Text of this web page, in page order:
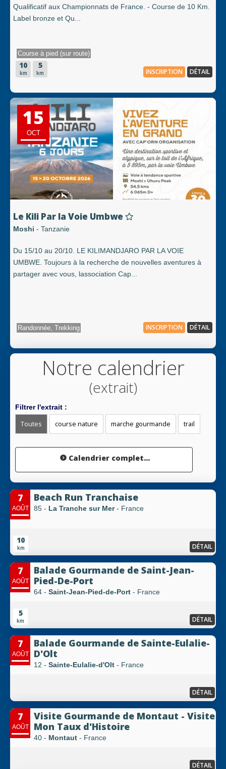
Qualificatif aux Championnats de France. - Course de 10 Km.
Label bronze et Qu...
Course à pied (sur route)
10
km
5
km INSCRIPTION DÉTAIL
15
OCT
Le Kili Par la Voie Umbwe
Moshi - Tanzanie
Du 15/10 au 20/10. LE KILIMANDJARO PAR LA VOIE
UMBWE. Toujours à la recherche de nouvelles aventures à
partager avec vous, lassociation Cap...
Randonnée, Trekking INSCRIPTION DÉTAIL
Notre calendrier
(extrait)
Filtrer l'extrait :
Toutes course nature marche gourmande trail
Calendrier complet...
7
AOÛT
Beach Run Tranchaise
85 - La Tranche sur Mer- France
10
km DÉTAIL
7
AOÛT
Balade Gourmande de Saint-Jean-
Pied-De-Port
64 - Saint-Jean-Pied-de-Port - France
5
km DÉTAIL
7
AOÛT
Balade Gourmande de Sainte-Eulalie-
D'Olt
12 - Sainte-Eulalie-d'Olt - France
DÉTAIL
7
AOÛT
Visite Gourmande de Montaut - Visite
Mon Taux d'Histoire
40 - Montaut - France
DÉTAIL